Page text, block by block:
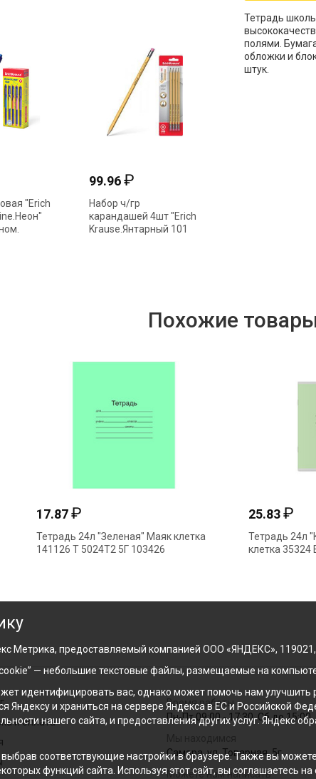
"Erich
99.96₽
Набор ч/гр
карандашей 4шт "Erich
Krause.Янтарный 101
Тетрадь
полями.
обложки и
штук.
Похожие
17.87₽
Тетрадь 24л "Зеленая" Маяк клетка
141126 Т 5024Т2 5Г 103426
25.83₽
Тетрадь 24л
клетка 35324
и оплата
Время работы
Пн-Пт 09:00 - 17:30, Сб до 15:00
Самара, ул. Товарная, 5г
Можете нам написать
Метрика, предоставляемый компанией ООО «ЯНДЕКС»,
— небольшие текстовые файлы, размещаемые на
идентифицировать вас, однако может помочь нам улучшить
Яндексу и храниться на сервере Яндекса в ЕС и Российской
нашего сайта, и предоставления других услуг. Яндекс
выбрав соответствующие настройки в браузере. Также вы
функций сайта. Используя этот сайт, вы соглашаетесь